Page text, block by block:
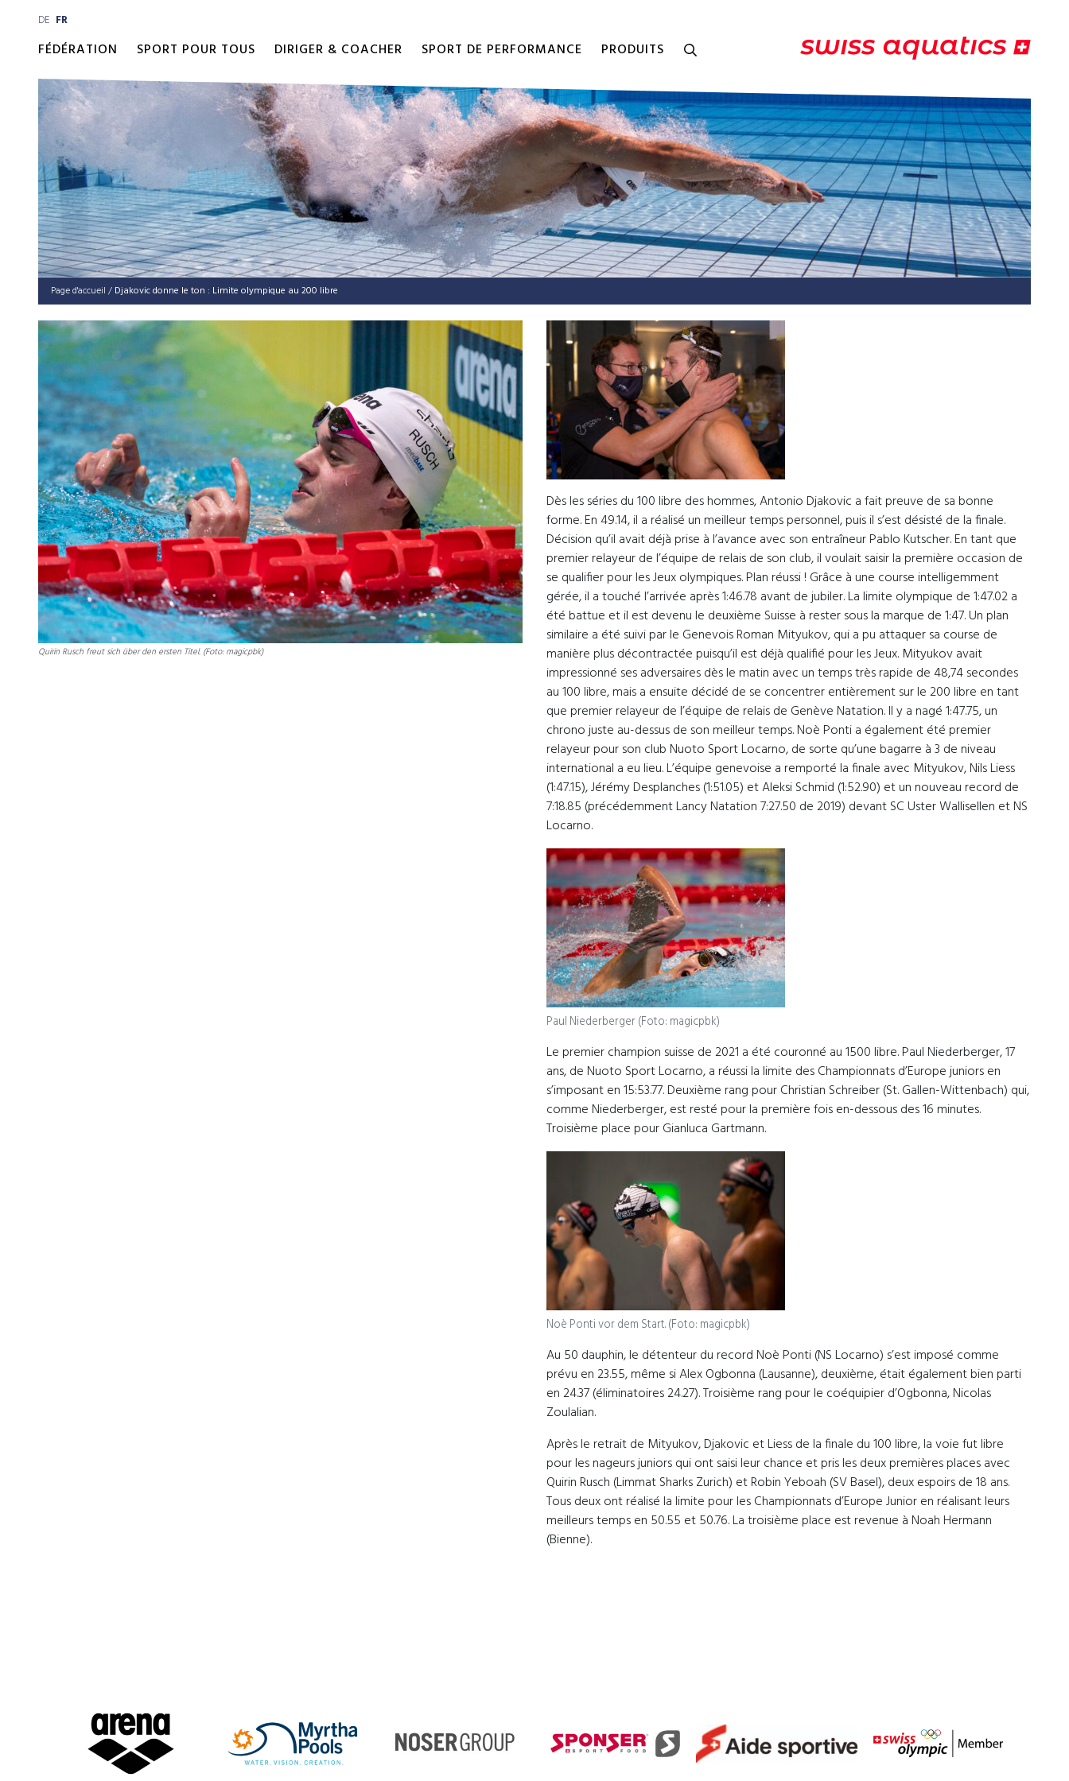
DE FR
FÉDÉRATION SPORT POUR TOUS DIRIGER & COACHER SPORT DE PERFORMANCE PRODUITS
Page d'accueil / Dja­ko­vic don­ne le ton : Limi­te olym­pi­que au 200 libre
Quirin Rusch freut sich über den ersten Titel. (Foto: magicpbk)
Dès les séries du 100 libre des hommes, Antonio Djakovic a fait preuve de sa bonne
forme. En 49.14, il a réalisé un meilleur temps personnel, puis il s’est désisté de la finale.
Décision qu’il avait déjà prise à l’avance avec son entraîneur Pablo Kutscher. En tant que
premier relayeur de l’équipe de relais de son club, il voulait saisir la première occasion de
se qualifier pour les Jeux olympiques. Plan réussi ! Grâce à une course intelligemment
gérée, il a touché l’arrivée après 1:46.78 avant de jubiler. La limite olympique de 1:47.02 a
été battue et il est devenu le deuxième Suisse à rester sous la marque de 1:47. Un plan
similaire a été suivi par le Genevois Roman Mityukov, qui a pu attaquer sa course de
manière plus décontractée puisqu’il est déjà qualifié pour les Jeux. Mityukov avait
impressionné ses adversaires dès le matin avec un temps très rapide de 48,74 secondes
au 100 libre, mais a ensuite décidé de se concentrer entièrement sur le 200 libre en tant
que premier relayeur de l’équipe de relais de Genève Natation. Il y a nagé 1:47.75, un
chrono juste au-dessus de son meilleur temps. Noè Ponti a également été premier
relayeur pour son club Nuoto Sport Locarno, de sorte qu’une bagarre à 3 de niveau
international a eu lieu. L’équipe genevoise a remporté la finale avec Mityukov, Nils Liess
(1:47.15), Jérémy Desplanches (1:51.05) et Aleksi Schmid (1:52.90) et un nouveau record de
7:18.85 (précédemment Lancy Natation 7:27.50 de 2019) devant SC Uster Wallisellen et NS
Locarno.
Paul Niederberger (Foto: magicpbk)
Le premier champion suisse de 2021 a été couronné au 1500 libre. Paul Niederberger, 17
ans, de Nuoto Sport Locarno, a réussi la limite des Championnats d’Europe juniors en
s’imposant en 15:53.77. Deuxième rang pour Christian Schreiber (St. Gallen-Wittenbach) qui,
comme Niederberger, est resté pour la première fois en-dessous des 16 minutes.
Troisième place pour Gianluca Gartmann.
Noè Ponti vor dem Start. (Foto: magicpbk)
Au 50 dauphin, le détenteur du record Noè Ponti (NS Locarno) s’est imposé comme
prévu en 23.55, même si Alex Ogbonna (Lausanne), deuxième, était également bien parti
en 24.37 (éliminatoires 24.27). Troisième rang pour le coéquipier d’Ogbonna, Nicolas
Zoulalian.
Après le retrait de Mityukov, Djakovic et Liess de la finale du 100 libre, la voie fut libre
pour les nageurs juniors qui ont saisi leur chance et pris les deux premières places avec
Quirin Rusch (Limmat Sharks Zurich) et Robin Yeboah (SV Basel), deux espoirs de 18 ans.
Tous deux ont réalisé la limite pour les Championnats d’Europe Junior en réalisant leurs
meilleurs temps en 50.55 et 50.76. La troisième place est revenue à Noah Hermann
(Bienne).